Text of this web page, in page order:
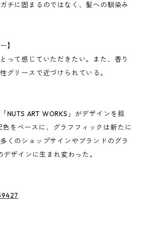
チに固まるのではなく、髪への馴染み
】
って感じていただきたい。また、香り
グリースで近づけられている。
NUTS ART WORKS」がデザインを担
をベースに、グラフフィックは新たに
くのショップサインやブランドのグラ
ザインに生まれ変わった。